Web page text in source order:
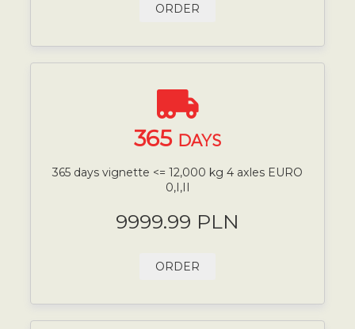
ORDER
365 DAYS
365 days vignette <= 12,000 kg 4 axles EURO
0,I,II
9999.99 PLN
ORDER